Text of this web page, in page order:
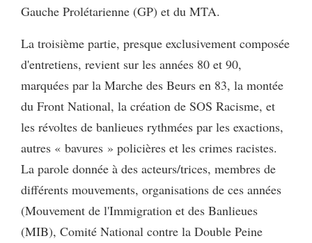
Gauche Prolétarienne (GP) et du MTA.
La troisième partie, presque exclusivement composée
d'entretiens, revient sur les années 80 et 90,
marquées par la Marche des Beurs en 83, la montée
du Front National, la création de SOS Racisme, et
les révoltes de banlieues rythmées par les exactions,
autres « bavures » policières et les crimes racistes.
La parole donnée à des acteurs/trices, membres de
différents mouvements, organisations de ces années
(Mouvement de l'Immigration et des Banlieues
(MIB), Comité National contre la Double Peine